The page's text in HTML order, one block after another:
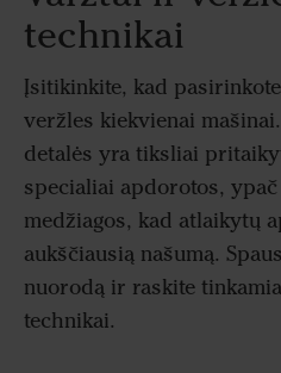
technikai
Įsitikinkite, kad
veržles kiekvienai
detalės yra tiksliai
specialiai apdorotos,
medžiagos, kad atlaikytų
aukščiausią našumą.
nuorodą ir raskite
technikai.